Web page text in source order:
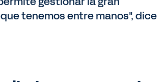
tenemos entre manos", dice